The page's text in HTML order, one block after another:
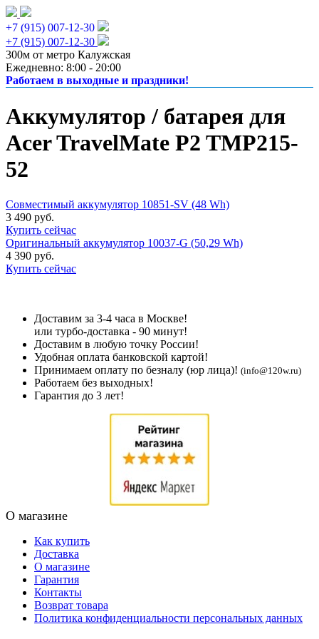
+7 (915) 007-12-30
+7 (915) 007-12-30
300м от метро Калужская
Ежедневно: 8:00 - 20:00
Работаем в выходные и праздники!
Аккумулятор / батарея для
Acer TravelMate P2 TMP215-
52
Совместимый аккумулятор 10851-SV (48 Wh)
3 490 руб.
Купить сейчас
Оригинальный аккумулятор 10037-G (50,29 Wh)
4 390 руб.
Купить сейчас
Доставим за 3-4 часа в Москве!
или турбо-доставка - 90 минут!
Доставим в любую точку России!
Удобная оплата банковской картой!
Принимаем оплату по безналу (юр лица)! (info@120w.ru)
Работаем без выходных!
Гарантия до 3 лет!
О магазине
Как купить
Доставка
О магазине
Гарантия
Контакты
Возврат товара
Политика конфиденциальности персональных данных